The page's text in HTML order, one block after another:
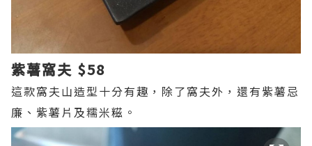
紫薯窩夫 $58
這款窩夫山造型十分有趣，除了窩夫外，還有紫薯忌
廉、紫薯片及糯米糍。